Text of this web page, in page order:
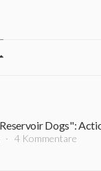
4 Kommentare